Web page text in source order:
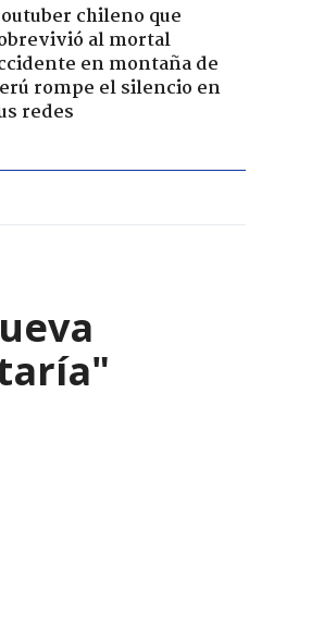
chileno que
al mortal
en montaña de
rompe el silencio en
redes